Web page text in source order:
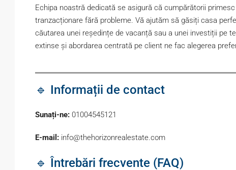
Echipa noastră dedicată se asigură că cumpărătorii
tranzacționare fără probleme. Vă ajutăm să găsiți casa
căutarea unei reședințe de vacanță sau a unei investiții pe
extinse și abordarea centrată pe client ne fac alegerea
🔹 Informații de contact
Sunați-ne: 01004545121
E-mail: info@thehorizonrealestate.com
🔹 Întrebări frecvente (FAQ)